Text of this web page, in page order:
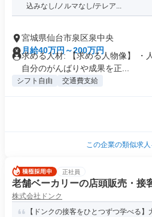
込みなし/ノルマなし/テレア...
宮城県仙台市泉区泉中央
月給40万円～200万円
求める人材: 【求める人物像】 ・
自分のがんばりや成果を正...
シフト自由 交通費支給
この企業の類似求
正社員
老舗ベーカリーの店頭販売・接
株式会社ドンク
【ドンクの接客をひとつずつ学べる